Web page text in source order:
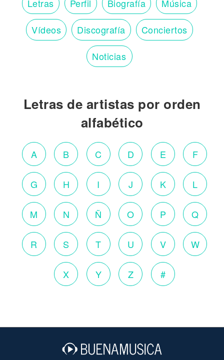
Letras Perfil Biografía Música
Vídeos Discografía Conciertos
Noticias
Letras de artistas por orden
alfabético
A B C D E F
G H I J K L
M N Ñ O P Q
R S T U V W
X Y Z #